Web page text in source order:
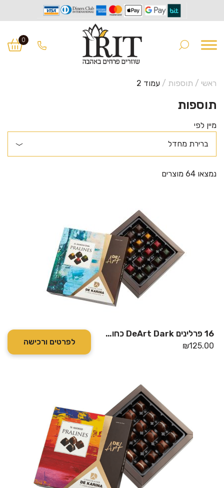
to
navigation
to
content
0
ראשי / תוספות / עמוד 2
תוספות
מיין לפי
נמצאו 64 מוצרים
16 פרלינים DeArt Dark כחול-ירוק *טבעוני
₪125.00 לפרטים ורכישה